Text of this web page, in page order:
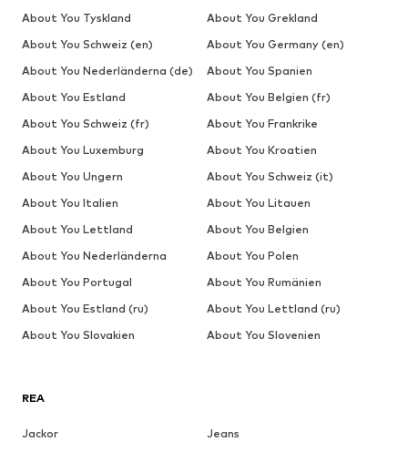
REA
Jackor
Jeans
About You Tyskland
About You Grekland
About You Schweiz (en)
About You Germany (en)
About You Nederländerna (de)
About You Spanien
About You Estland
About You Belgien (fr)
About You Schweiz (fr)
About You Frankrike
About You Luxemburg
About You Kroatien
About You Ungern
About You Schweiz (it)
About You Italien
About You Litauen
About You Lettland
About You Belgien
About You Nederländerna
About You Polen
About You Portugal
About You Rumänien
About You Estland (ru)
About You Lettland (ru)
About You Slovakien
About You Slovenien